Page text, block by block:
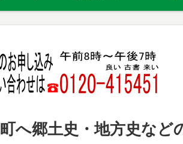
へ郷土史・地方史など